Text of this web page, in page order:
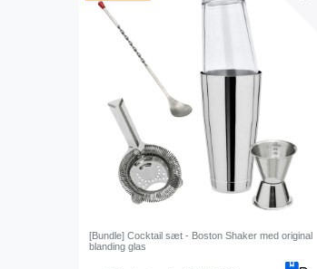
[Bundle] Cocktail sæt - Boston Shaker med original
blanding glas